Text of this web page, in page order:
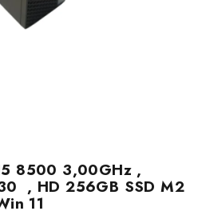
8500 3,00GHz ,
, HD 256GB SSD M2
11